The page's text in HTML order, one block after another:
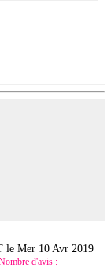
leMer 10 Avr 2019
d'avis :